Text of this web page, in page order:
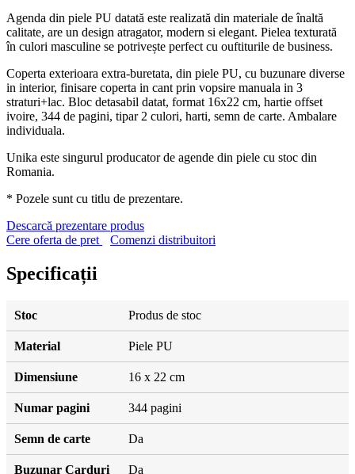
Agenda din piele PU datată este realizată din materiale de înaltă
calitate, are un design atragator, modern si elegant. Pielea texturată
în culori masculine se potrivește perfect cu ouftiturile de business.
Coperta exterioara extra-buretata, din piele PU, cu buzunare diverse
in interior, finisare coperta in cant prin vopsire manuala in 3
straturi+lac. Bloc detasabil datat, format 16x22 cm, hartie offset
ivoire, 344 de pagini, tipar 2 culori, harti, semn de carte. Ambalare
individuala.
Unika este singurul producator de agende din piele cu stoc din
Romania.
* Pozele sunt cu titlu de prezentare.
Descarcă prezentare produs
Cere oferta de pret
Comenzi distribuitori
Specificații
Stoc Produs de stoc
Material Piele PU
Dimensiune 16 x 22 cm
Numar pagini 344 pagini
Semn de carte Da
Buzunar Carduri Da